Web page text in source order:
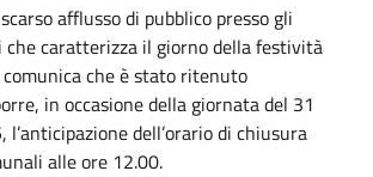
afflusso di pubblico presso gli
che caratterizza il giorno della festività
che è stato ritenuto
in occasione della giornata del 31
l’anticipazione dell’orario di chiusura
alle ore 12.00.